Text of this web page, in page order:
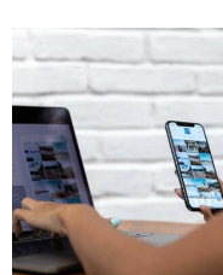
Las 3
encontrar
UGC
Generado